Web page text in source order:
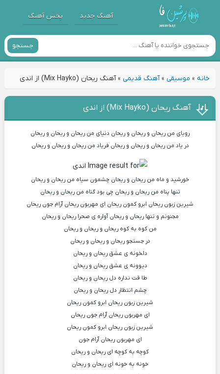
آهنگ جدید پخش آهنگ
جستجو
خانه» موسیقی»آهنگ قدیمی»آهنگ ریحان (Mix Hayko) از اندی
آهنگ ریحان (Mix Hayko) از اندی
رویای من ریحان و ریحان و ریحان دنیای من ریحان و ریحان و ریحان
در یاد من ریحان و ریحان و ریحان فریاد من ریحان و ریحان و ریحان
خورشید و ماه من ریحان و ریحان چشمون سیاه من ریحان و ریحان
تنها پناه من ریحان و ریحان چی بود گناه من ریحان و ریحان
شیرین زبون ریحان ابرو کمون ریحان ای مهربون ریحان آرام جون ریحان
مجنونم و تنها ریحان و ریحان آواره ی صحرا ریحان و ریحان
من کوه به کوه ریحان و ریحان و ریحان
در جستجو ریحان و ریحان و ریحان
دلخونه ی عشق ریحان و ریحان
دیوونه ی عشق ریحان و ریحان
طا قت نداره دل ریحان و ریحان
چشم انتظار دل ریحان و ریحان
شیرین زبون ریحان ابرو کمون ریحان
ای مهربون ریحان آرام جون ریحان
شیرین زبون ریحان ابرو کمون ریحان
ای مهربون ریحان آرام جون
کوچه به کوچه ای ریحان و ریحان
خونه به خونه ای ریحان و ریحان